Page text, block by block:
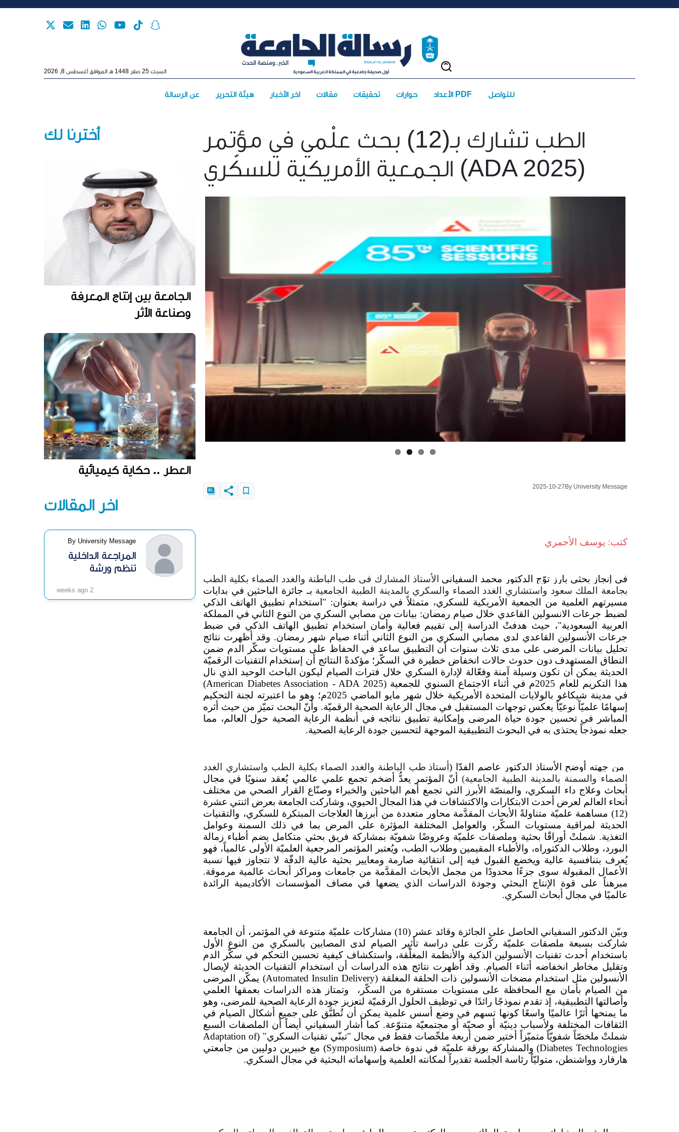
السبت 25 صفر 1448 هـ الموافق أغسطس 8, 2026
عن الرسالة هيئة التحرير آخر الأخبار مقالات تحقيقات حوارات الأعداد PDF للتواصل
أخترنا لك
الجامعة بين إنتاج المعرفة
وصناعة الأثر
العطر .. حكاية كيميائية
آخر المقالات
By University Message
المراجعة الداخلية
تنظم ورشة
2 weeks ago
الطب تشارك بـ(12) بحث علْمي في مؤتمر
الجمعية الأمريكية للسكّري (ADA 2025)
2025-10-27 By University Message
كتب: يوسف الأحمري
في إنجازٍ بحثي بارز توّج الدكتور محمد السفياني
الأستاذ المشارك في طب الباطنة والغدد الصماء بكلية الطب
بجامعة الملك سعود واستشاري الغدد الصماء والسكري بالمدينة الطبية الجامعية بـ جائزة الباحثين في بدايات
مسيرتهم العلمية من الجمعية الأمريكية للسكري، متمثلاً في دراسة بعنوان: "استخدام تطبيق الهاتف الذكي
لضبط جرعات الانسولين القاعدي خلال صيام رمضان: بيانات من مصابي السكري من النوع الثاني في المملكة
العربية السعودية"، حيث هدفتْ الدراسة إلى تقييم فعالية وأمان استخدام تطبيق الهاتف الذكي في ضبط
جرعات الأنسولين القاعدي لدى مصابي السكري من النوع الثاني أثناء صيام شهر رمضان. وقد أظهرت نتائج
تحليل بيانات المرضى على مدى ثلاث سنوات أن التطبيق ساعد في الحفاظ على مستويات سكّر الدم ضمن
النطاق المستهدف دون حدوث حالات انخفاض خطيرة في السكّر؛ مؤكدةً النتائج أن إستخدام التقنيات الرقميّة
الحديثة يمكن أن تكون وسيلة آمنة وفعّالة لإدارة السكري خلال فترات الصيام ليكون الباحث الوحيد الذي نال
هذا التكريم للعام 2025م في أثناء الاجتماع السنوي للجمعية (
American Diabetes Association - ADA 2025
)
في مدينة شيكاغو بالولايات المتحدة الأمريكية خلال شهر مايو الماضي 2025م؛ وهو ما اعتبرته لجنة التحكيم
إسهامًا علميّاً نوعيّاً يعكس توجهات المستقبل في مجال الرعاية الصحية الرقميّة. وأنّ البحث تميّز من حيث أثره
المباشر في تحسين جودة حياة المرضى وإمكانية تطبيق نتائجه في أنظمة الرعاية الصحية حول العالم، مما
جعله نموذجاً يحتذى به في البحوث التطبيقية الموجهة لتحسين جودة الرعاية الصحية.
من جهته أوضح الأستاذ الدكتور عاصم الفدّا (أستاذ طب الباطنة والغدد الصماء بكلية الطب واستشاري الغدد
الصماء والسمنة بالمدينة الطبية الجامعية)أنّ المؤتمر يعدُّ أضخم تجمع علمي عالمي يُعقد سنويًا في مجال
أبحاث وعلاج داء السكري، والمنصّة الأبرز التي تجمع أهم الباحثين والخبراء وصنّاع القرار الصحي من مختلف
أنحاء العالم لعرض أحدث الابتكارات والاكتشافات في هذا المجال الحيوي، وشاركت الجامعة بعرض اثنتي عشرة
(12) مساهمة علميّة متناولةً الأبحاث المقدَّمة محاور متعددة من أبرزها العلاجات المبتكرة للسكري، والتقنيات
الحديثة لمراقبة مستويات السكّر، والعوامل المختلفة المؤثرة على المرض بما في ذلك السمنة وعوامل
التغذية. شملتْ أوراقًا بحثية وملصقات علميّة وعروضًا شفويّة بمشاركة فريق بحثي متكامل يضم أطباء زمالة
البورد، وطلاب الدكتوراه، والأطباء المقيمين وطلاب الطب، ويُعتبر المؤتمر المرجعية العلميّة الأولى عالمياً، فهو
يُعرف بتنافسية عالية ويخضع القبول فيه إلى انتقائية صارمة ومعايير بحثية عالية الدقّة لا تتجاوز فيها نسبة
الأعمال المقبولة سوى جزءًا محدودًا من مجمل الأبحاث المقدَّمة من جامعات ومراكز أبحاث عالمية مرموقة.
مبرهناً على قوة الإنتاج البحثي وجودة الدراسات الذي يضعها في مصاف المؤسسات الأكاديمية الرائدة
عالميًا في مجال أبحاث السكري.
وبيّن الدكتور السفياني الحاصل على الجائزة وقائد عشر (10) مشاركات علميّة متنوعة في المؤتمر، أن الجامعة
شاركت بسبعة ملصقات علميّة ركّزت على دراسة تأثير الصيام لدى المصابين بالسكري من النوع الأول
باستخدام أحدث تقنيات الأنسولين الذكية والأنظمة المغلْقة، واستكشاف كيفية تحسين التحكم في سكّر الدم
وتقليل مخاطر انخفاضه أثناء الصيام. وقد أظهرت نتائج هذه الدراسات أن استخدام التقنيات الحديثة لإيصال
الأنسولين مثل استخدام مضخات الأنسولين ذات الحلقة المغلقة (Automated Insulin Delivery) يمكّن المرضى
من الصيام بأمان مع المحافظة على مستويات مستقرة من السكّر، وتمتاز هذه الدراسات بعمقها العلمي
وأصالتها التطبيقية، إذ تقدم نموذجًا رائدًا في توظيف الحلول الرقميّة لتعزيز جودة الرعاية الصحية للمرضى، وهو
ما يمنحها أثرًا عالميًا واسعًا كونها تسهم في وضع أسس علمية يمكن أن تُطبَّق على جميع أشكال الصيام في
الثقافات المختلفة ولأسباب دينيّة أو صحيّة أو مجتمعيّة متنوّعة. كما أشار السفياني أيضاً أن الملصقات السبع
شملتْ ملخصّاً شفويّاً متميّزاً أختير ضمن أربعة ملخّصات فقط في مجال "تبنّي تقنيات السكري" (Adaptation of
Diabetes Technologies) والمشاركة بورقة علميّة في ندوة خاصة (Symposium) مع خبيرين دوليين من جامعتي
هارفارد وواشنطن، متوليّاً رئاسة الجلسة تقديراً لمكانته العلمية وإسهاماته البحثية في مجال السكري.